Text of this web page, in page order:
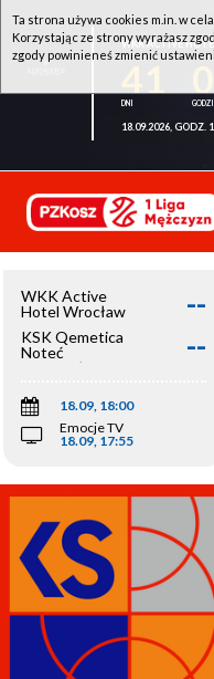
WKK ACTIVE
18.09.2026, GODZ.
WKK Active
Hotel Wrocław
--
KSK Qemetica
Noteć
Inowrocław
--
18.09, 18:00
Emocje TV
18.09, 17:55
Ta strona używa cookies m.in. w
Korzystając ze strony wyrażasz
zgody powinieneś zmienić